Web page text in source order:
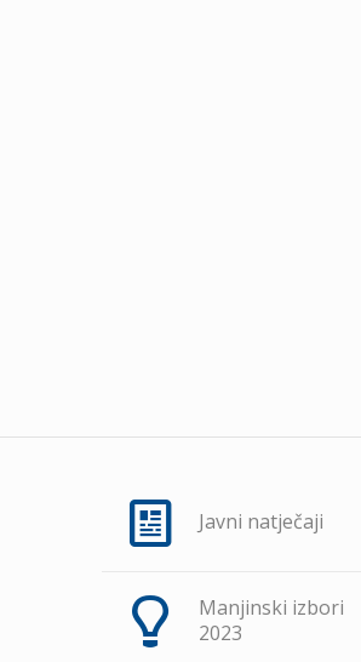
Javni natječaji
Manjinski izbori
2023